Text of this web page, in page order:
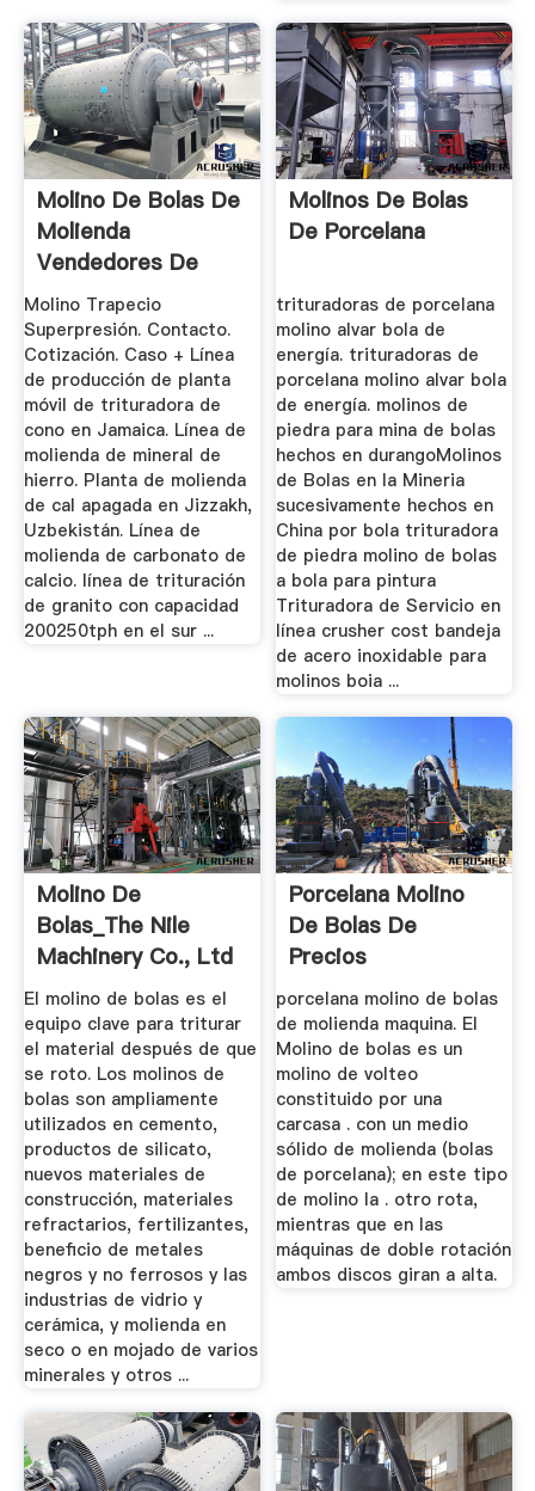
Molino De Bolas De
Molienda
Vendedores De
Porcelana
Molino Trapecio
Superpresión. Contacto.
Cotización. Caso + Línea
de producción de planta
móvil de trituradora de
cono en Jamaica. Línea de
molienda de mineral de
hierro. Planta de molienda
de cal apagada en Jizzakh,
Uzbekistán. Línea de
molienda de carbonato de
calcio. línea de trituración
de granito con capacidad
200250tph en el sur ...
Molinos De Bolas
De Porcelana
trituradoras de porcelana
molino alvar bola de
energía. trituradoras de
porcelana molino alvar bola
de energía. molinos de
piedra para mina de bolas
hechos en durangoMolinos
de Bolas en la Mineria
sucesivamente hechos en
China por bola trituradora
de piedra molino de bolas
a bola para pintura
Trituradora de Servicio en
línea crusher cost bandeja
de acero inoxidable para
molinos boia ...
Molino De
Bolas_The Nile
Machinery Co., Ltd
El molino de bolas es el
equipo clave para triturar
el material después de que
se roto. Los molinos de
bolas son ampliamente
utilizados en cemento,
productos de silicato,
nuevos materiales de
construcción, materiales
refractarios, fertilizantes,
beneficio de metales
negros y no ferrosos y las
industrias de vidrio y
cerámica, y molienda en
seco o en mojado de varios
minerales y otros ...
Porcelana Molino
De Bolas De
Precios
porcelana molino de bolas
de molienda maquina. El
Molino de bolas es un
molino de volteo
constituido por una
carcasa . con un medio
sólido de molienda (bolas
de porcelana); en este tipo
de molino la . otro rota,
mientras que en las
máquinas de doble rotación
ambos discos giran a alta.